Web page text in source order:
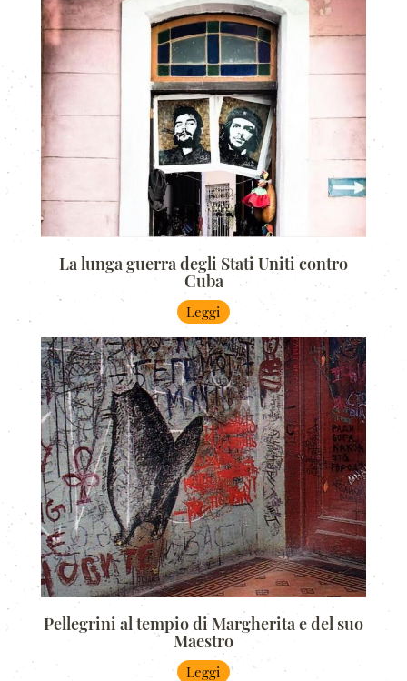
La lunga guerra degli Stati Uniti contro
Cuba
Leggi
Pellegrini al tempio di Margherita e del suo
Maestro
Leggi